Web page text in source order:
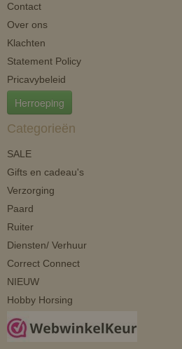
Contact
Over ons
Klachten
Statement Policy
Pricavybeleid
Herroeping
Categorieën
SALE
Gifts en cadeau's
Verzorging
Paard
Ruiter
Diensten/ Verhuur
Correct Connect
NIEUW
Hobby Horsing